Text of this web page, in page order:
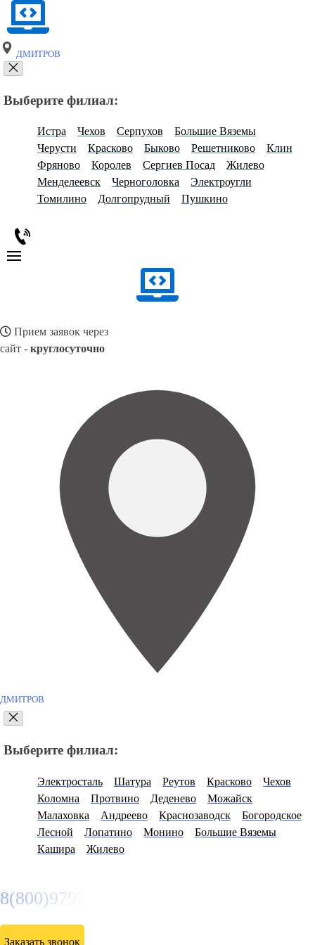
ДМИТРОВ
Выберите филиал:
Истра Чехов Серпухов
Большие Вяземы
Черусти
Красково Быково Решетниково
Клин
Фряново
Королев Сергиев Посад
Жилево
Менделеевск
Черноголовка
Электроугли
Томилино
Долгопрудный Пушкино
Прием заявок через
сайт - круглосуточно
ДМИТРОВ
Выберите филиал:
Электросталь Шатура Реутов Красково
Чехов
Коломна
Протвино Деденево
Можайск
Малаховка
Андреево Краснозаводск
Богородское
Лесной
Лопатино Монино
Большие Вяземы
Кашира
Жилево
8(800)9797043
Заказать звонок